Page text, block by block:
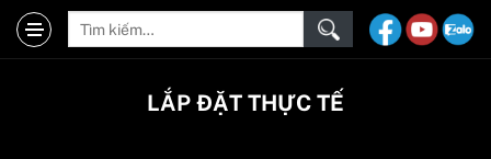
LẮP ĐẶT THỰC TẾ